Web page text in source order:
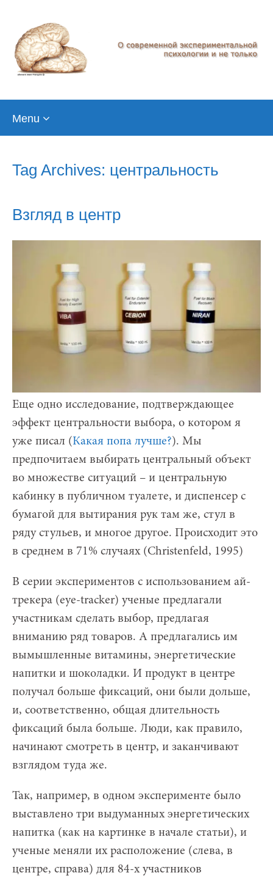
Menu
Tag Archives: центральность
Взгляд в центр
Еще одно исследование, подтверждающее
эффект центральности выбора, о котором я
уже писал (Какая попа лучше?). Мы
предпочитаем выбирать центральный объект
во множестве ситуаций – и центральную
кабинку в публичном туалете, и диспенсер с
бумагой для вытирания рук там же, стул в
ряду стульев, и многое другое. Происходит это
в среднем в 71% случаях (Christenfeld, 1995)
В серии экспериментов с использованием ай-
трекера (eye-tracker) ученые предлагали
участникам сделать выбор, предлагая
вниманию ряд товаров. А предлагались им
вымышленные витамины, энергетические
напитки и шоколадки. И продукт в центре
получал больше фиксаций, они были дольше,
и, соответственно, общая длительность
фиксаций была больше. Люди, как правило,
начинают смотреть в центр, и заканчивают
взглядом туда же.
Так, например, в одном эксперименте было
выставлено три выдуманных энергетических
напитка (как на картинке в начале статьи), и
ученые меняли их расположение (слева, в
центре, справа) для 84-х участников